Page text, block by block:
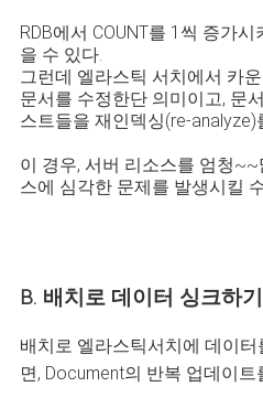
RDB에서 COUNT를 1씩 증가
을 수 있다.
그런데 엘라스틱 서치에서 카
문서를 수정한단 의미이고, 문
스트들을 재인덱싱(re-
이 경우, 서버 리소스를 엄청
스에 심각한 문제를 발생시킬
B. 배치로 데이터 싱크하기
배치로 엘라스틱서치에 데이
면, Document의 반복 업데이트